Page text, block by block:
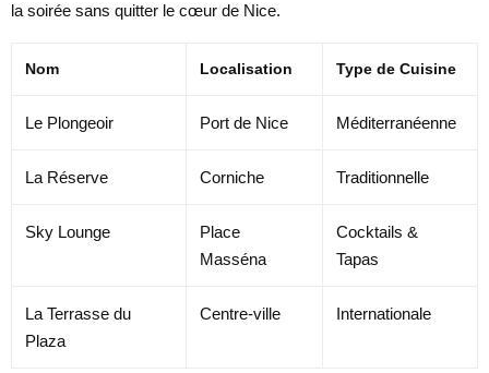
la soirée sans quitter le cœur de Nice.
Nom Localisation Type de Cuisine
Le Plongeoir Port de Nice Méditerranéenne
La Réserve Corniche Traditionnelle
Sky Lounge
Place
Masséna
Cocktails &
Tapas
La Terrasse du
Plaza
Centre-ville Internationale